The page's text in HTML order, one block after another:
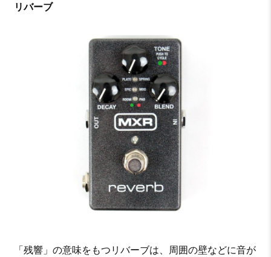
リバーブ
「残響」の意味をもつリバーブは、周囲の壁などに音が